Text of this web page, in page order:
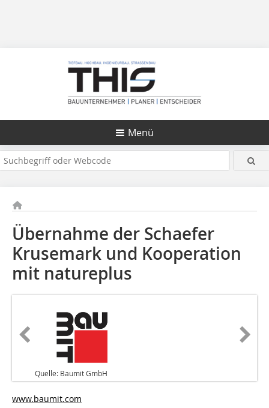
Menü
Übernahme der Schaefer
Krusemark und Kooperation
mit natureplus
Quelle: Baumit GmbH
www.baumit.com